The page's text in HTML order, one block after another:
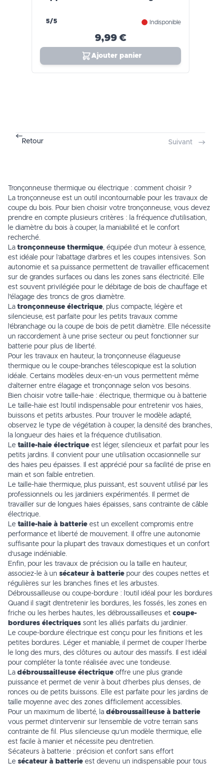
5/5 Indisponible
9,99 €
Ajouter panier
Retour Suivant
Tronçonneuse thermique ou électrique : comment choisir ?
La tronçonneuse est un outil incontournable pour les travaux de
coupe du bois. Pour bien choisir votre tronçonneuse, vous devez
prendre en compte plusieurs critères : la fréquence d'utilisation,
le diamètre du bois à couper, la maniabilité et le confort
recherché.
La tronçonneuse thermique, équipée d’un moteur à essence,
est idéale pour l’abattage d’arbres et les coupes intensives. Son
autonomie et sa puissance permettent de travailler efficacement
sur de grandes surfaces ou dans les zones sans électricité. Elle
est souvent privilégiée pour le débitage de bois de chauffage et
l'élagage des troncs de gros diamètre.
La tronçonneuse électrique, plus compacte, légère et
silencieuse, est parfaite pour les petits travaux comme
l’ébranchage ou la coupe de bois de petit diamètre. Elle nécessite
un raccordement à une prise secteur ou peut fonctionner sur
batterie pour plus de liberté.
Pour les travaux en hauteur, la tronçonneuse élagueuse
thermique ou le coupe-branches télescopique est la solution
idéale. Certains modèles deux-en-un vous permettent même
d’alterner entre élagage et tronçonnage selon vos besoins.
Bien choisir votre taille-haie : électrique, thermique ou à batterie
Le taille-haie est l’outil indispensable pour entretenir vos haies,
buissons et petits arbustes. Pour trouver le modèle adapté,
observez le type de végétation à couper, la densité des branches,
la longueur des haies et la fréquence d’utilisation.
Le taille-haie électrique est léger, silencieux et parfait pour les
petits jardins. Il convient pour une utilisation occasionnelle sur
des haies peu épaisses. Il est apprécié pour sa facilité de prise en
main et son faible entretien.
Le taille-haie thermique, plus puissant, est souvent utilisé par les
professionnels ou les jardiniers expérimentés. Il permet de
travailler sur de longues haies épaisses, sans contrainte de câble
électrique.
Le taille-haie à batterie est un excellent compromis entre
performance et liberté de mouvement. Il offre une autonomie
suffisante pour la plupart des travaux domestiques et un confort
d’usage indéniable.
Enfin, pour les travaux de précision ou la taille en hauteur,
associez-le à un sécateur à batterie pour des coupes nettes et
régulières sur les branches fines et les arbustes.
Débroussailleuse ou coupe-bordure : l’outil idéal pour les bordures
Quand il s’agit d’entretenir les bordures, les fossés, les zones en
friche ou les herbes hautes, les débroussailleuses et coupe-
bordures électriques sont les alliés parfaits du jardinier.
Le coupe-bordure électrique est conçu pour les finitions et les
petites bordures. Léger et maniable, il permet de couper l’herbe
le long des murs, des clôtures ou autour des massifs. Il est idéal
pour compléter la tonte réalisée avec une tondeuse.
La débroussailleuse électrique offre une plus grande
puissance et permet de venir à bout d’herbes plus denses, de
ronces ou de petits buissons. Elle est parfaite pour les jardins de
taille moyenne avec des zones difficilement accessibles.
Pour un maximum de liberté, la débroussailleuse à batterie
vous permet d’intervenir sur l’ensemble de votre terrain sans
contrainte de fil. Plus silencieuse qu’un modèle thermique, elle
est facile à manier et nécessite peu d’entretien.
Sécateurs à batterie : précision et confort sans effort
Le sécateur à batterie est devenu un indispensable pour tous